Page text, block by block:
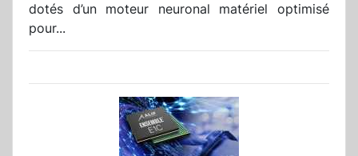
dotés d’un moteur neuronal matériel optimisé
pour...